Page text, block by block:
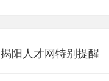
揭阳人才网特别提醒